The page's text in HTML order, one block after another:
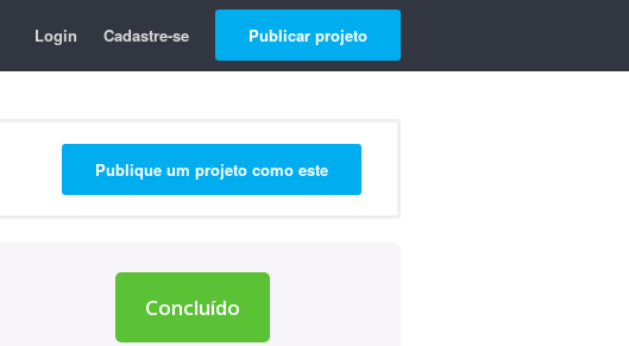
Login Cadastre-se Publicar projeto
Publique um projeto como este
Concluído